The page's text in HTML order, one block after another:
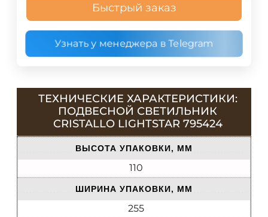
Быстрый заказ
Узнать у менеджера в Telegram
ТЕХНИЧЕСКИЕ ХАРАКТЕРИСТИКИ:
ПОДВЕСНОЙ СВЕТИЛЬНИК
CRISTALLO LIGHTSTAR 795424
ВЫСОТА УПАКОВКИ, ММ
110
ШИРИНА УПАКОВКИ, ММ
255